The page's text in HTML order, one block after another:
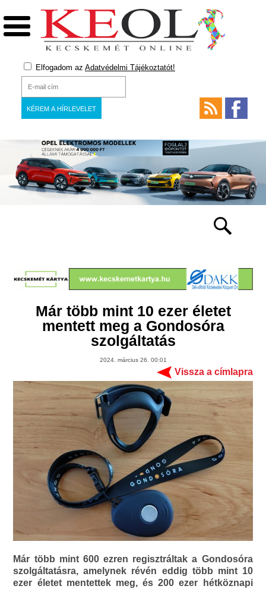
Elfogadom az Adatvédelmi Tájékoztatót!
Már több mint 10 ezer életet
mentett meg a Gondosóra
szolgáltatás
2024. március 26. 00:01
Vissza a címlapra
Már több mint 600 ezren regisztráltak a Gondosóra
szolgáltatásra, amelynek révén eddig több mint 10
ezer életet mentettek meg, és 200 ezer hétköznapi